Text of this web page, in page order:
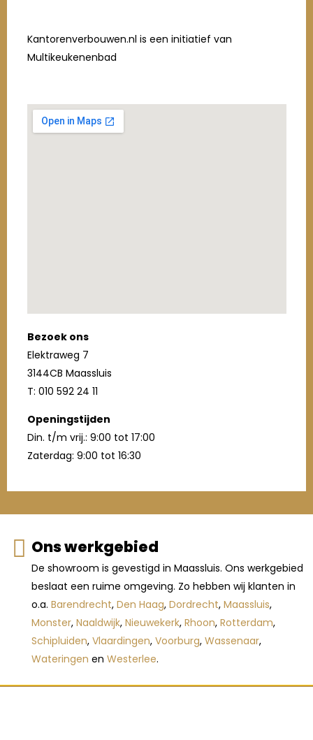
Kantorenverbouwen.nl is een initiatief van
Multikeukenenbad
Bezoek ons
Elektraweg 7
3144CB Maassluis
T: 010 592 24 11
Openingstijden
Din. t/m vrij.: 9:00 tot 17:00
Zaterdag: 9:00 tot 16:30
Ons werkgebied
De showroom is gevestigd in Maassluis. Ons werkgebied
beslaat een ruime omgeving. Zo hebben wij klanten in
o.a. Barendrecht, Den Haag, Dordrecht, Maassluis,
Monster, Naaldwijk, Nieuwekerk, Rhoon, Rotterdam,
Schipluiden, Vlaardingen, Voorburg, Wassenaar,
Wateringen en Westerlee.